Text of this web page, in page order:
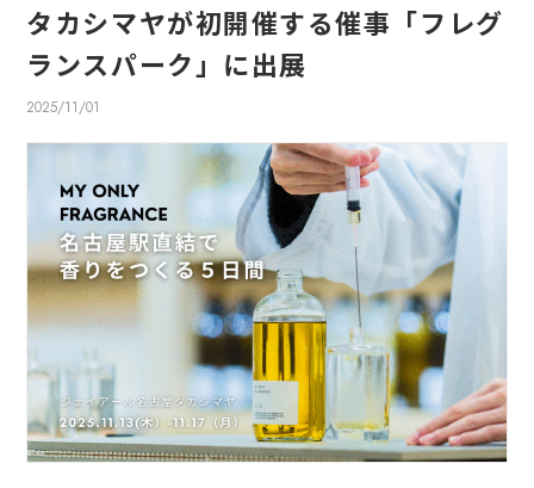
タカシマヤが初開催する催事「フレグ
ランスパーク」に出展
2025/11/01